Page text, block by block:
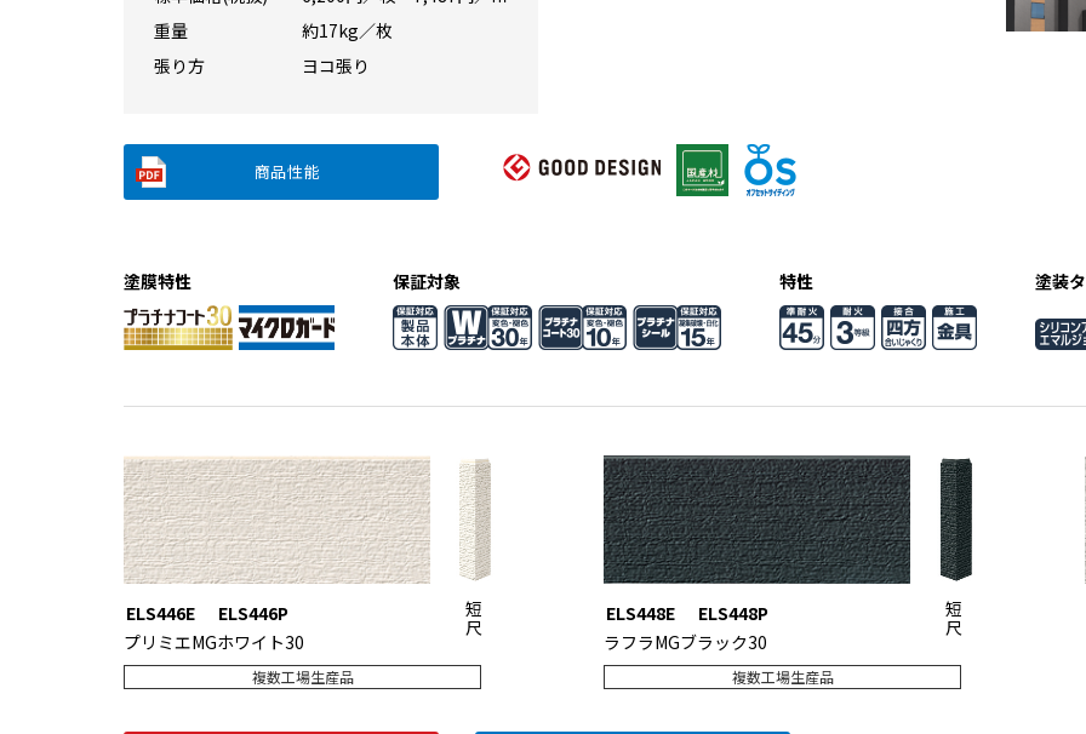
重量
約17kg／枚
張り方
ヨコ張り
商品性能
塗膜特性 保証対象 特性 塗装
短
尺
ELS446E
ELS446P
プリミエMGホワイト30
複数工場生産品
短
尺
ELS448E
ELS448P
ラフラMGブラック30
複数工場生産品